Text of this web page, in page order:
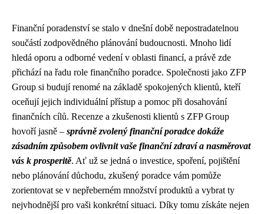
Finanční poradenství se stalo v dnešní době nepostradatelnou
součástí zodpovědného plánování budoucnosti. Mnoho lidí
hledá oporu a odborné vedení v oblasti financí, a právě zde
přichází na řadu role finančního poradce. Společnosti jako ZFP
Group si budují renomé na základě spokojených klientů, kteří
oceňují jejich individuální přístup a pomoc při dosahování
finančních cílů. Recenze a zkušenosti klientů s ZFP Group
hovoří jasně – správně zvolený finanční poradce dokáže
zásadním způsobem ovlivnit vaše finanční zdraví a nasměrovat
vás k prosperitě. Ať už se jedná o investice, spoření, pojištění
nebo plánování důchodu, zkušený poradce vám pomůže
zorientovat se v nepřeberném množství produktů a vybrat ty
nejvhodnější pro vaši konkrétní situaci. Díky tomu získáte nejen